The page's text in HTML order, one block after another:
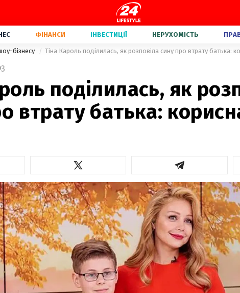
ФІНАНСИ ІНВЕСТИЦІЇ НЕРУХОМІСТЬ
бізнесу Тіна Кароль поділилась, як розповіла сину про втрату батька:
3
поділилась, як
втрату батька: